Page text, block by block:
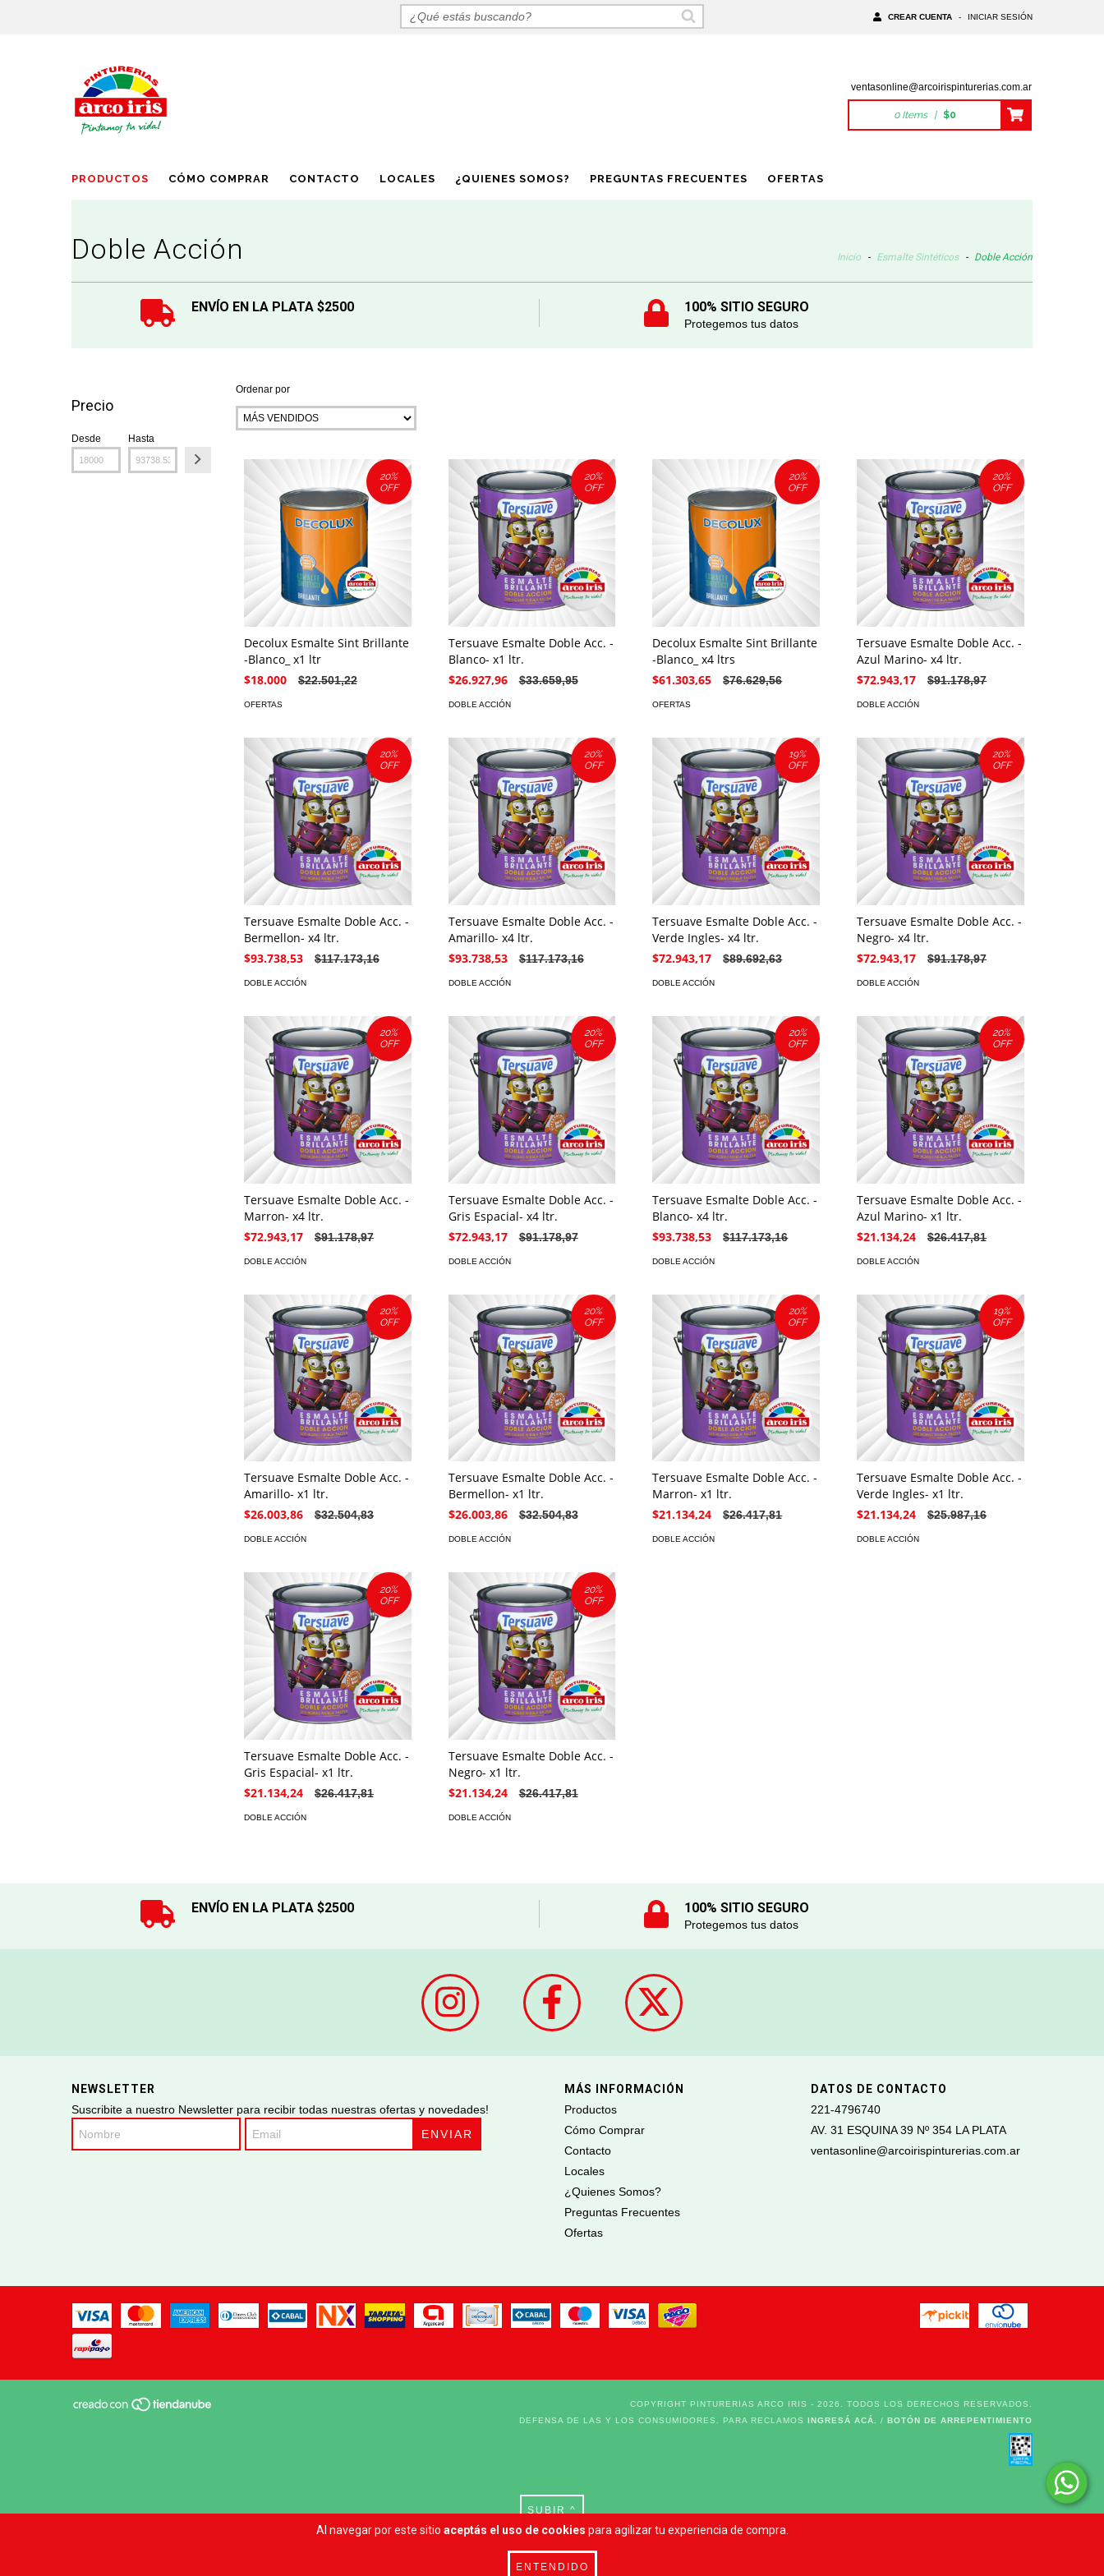
CREAR CUENTA - INICIAR SESIÓN
Al navegar por este sitio aceptás el uso de cookies para agilizar tu experiencia de compra.
ENTENDIDO
ventasonline@arcoirispinturerias.com.ar
0 Items | $0
PRODUCTOS CÓMO COMPRAR CONTACTO LOCALES ¿QUIENES SOMOS? PREGUNTAS FRECUENTES OFERTAS
Doble Acción Inicio - Esmalte Sintéticos - Doble Acción
ENVÍO EN LA PLATA $2500 100% SITIO SEGURO
Protegemos tus datos
Precio
Desde Hasta
Ordenar por
20%
OFF
Decolux Esmalte Sint Brillante
-Blanco_ x1 ltr
$18.000
$22.501,22
OFERTAS
20%
OFF
Tersuave Esmalte Doble Acc. -
Blanco- x1 ltr.
$26.927,96
$33.659,95
DOBLE ACCIÓN
20%
OFF
Decolux Esmalte Sint Brillante
-Blanco_ x4 ltrs
$61.303,65
$76.629,56
OFERTAS
20%
OFF
Tersuave Esmalte Doble Acc. -
Azul Marino- x4 ltr.
$72.943,17
$91.178,97
DOBLE ACCIÓN
20%
OFF
Tersuave Esmalte Doble Acc. -
Bermellon- x4 ltr.
$93.738,53
$117.173,16
DOBLE ACCIÓN
20%
OFF
Tersuave Esmalte Doble Acc. -
Amarillo- x4 ltr.
$93.738,53
$117.173,16
DOBLE ACCIÓN
19%
OFF
Tersuave Esmalte Doble Acc. -
Verde Ingles- x4 ltr.
$72.943,17
$89.692,63
DOBLE ACCIÓN
20%
OFF
Tersuave Esmalte Doble Acc. -
Negro- x4 ltr.
$72.943,17
$91.178,97
DOBLE ACCIÓN
20%
OFF
Tersuave Esmalte Doble Acc. -
Marron- x4 ltr.
$72.943,17
$91.178,97
DOBLE ACCIÓN
20%
OFF
Tersuave Esmalte Doble Acc. -
Gris Espacial- x4 ltr.
$72.943,17
$91.178,97
DOBLE ACCIÓN
20%
OFF
Tersuave Esmalte Doble Acc. -
Blanco- x4 ltr.
$93.738,53
$117.173,16
DOBLE ACCIÓN
20%
OFF
Tersuave Esmalte Doble Acc. -
Azul Marino- x1 ltr.
$21.134,24
$26.417,81
DOBLE ACCIÓN
20%
OFF
Tersuave Esmalte Doble Acc. -
Amarillo- x1 ltr.
$26.003,86
$32.504,83
DOBLE ACCIÓN
20%
OFF
Tersuave Esmalte Doble Acc. -
Bermellon- x1 ltr.
$26.003,86
$32.504,83
DOBLE ACCIÓN
20%
OFF
Tersuave Esmalte Doble Acc. -
Marron- x1 ltr.
$21.134,24
$26.417,81
DOBLE ACCIÓN
19%
OFF
Tersuave Esmalte Doble Acc. -
Verde Ingles- x1 ltr.
$21.134,24
$25.987,16
DOBLE ACCIÓN
20%
OFF
Tersuave Esmalte Doble Acc. -
Gris Espacial- x1 ltr.
$21.134,24
$26.417,81
DOBLE ACCIÓN
20%
OFF
Tersuave Esmalte Doble Acc. -
Negro- x1 ltr.
$21.134,24
$26.417,81
DOBLE ACCIÓN
ENVÍO EN LA PLATA $2500 100% SITIO SEGURO
Protegemos tus datos
NEWSLETTER
Suscribite a nuestro Newsletter para recibir todas nuestras ofertas y novedades!
MÁS INFORMACIÓN
Productos
Cómo Comprar
Contacto
Locales
¿Quienes Somos?
Preguntas Frecuentes
Ofertas
DATOS DE CONTACTO
221-4796740
AV. 31 ESQUINA 39 Nº 354 LA PLATA
ventasonline@arcoirispinturerias.com.ar
COPYRIGHT PINTURERIAS ARCO IRIS - 2026. TODOS LOS DERECHOS RESERVADOS.
DEFENSA DE LAS Y LOS CONSUMIDORES. PARA RECLAMOS INGRESÁ ACÁ. / BOTÓN DE ARREPENTIMIENTO
SUBIR ^